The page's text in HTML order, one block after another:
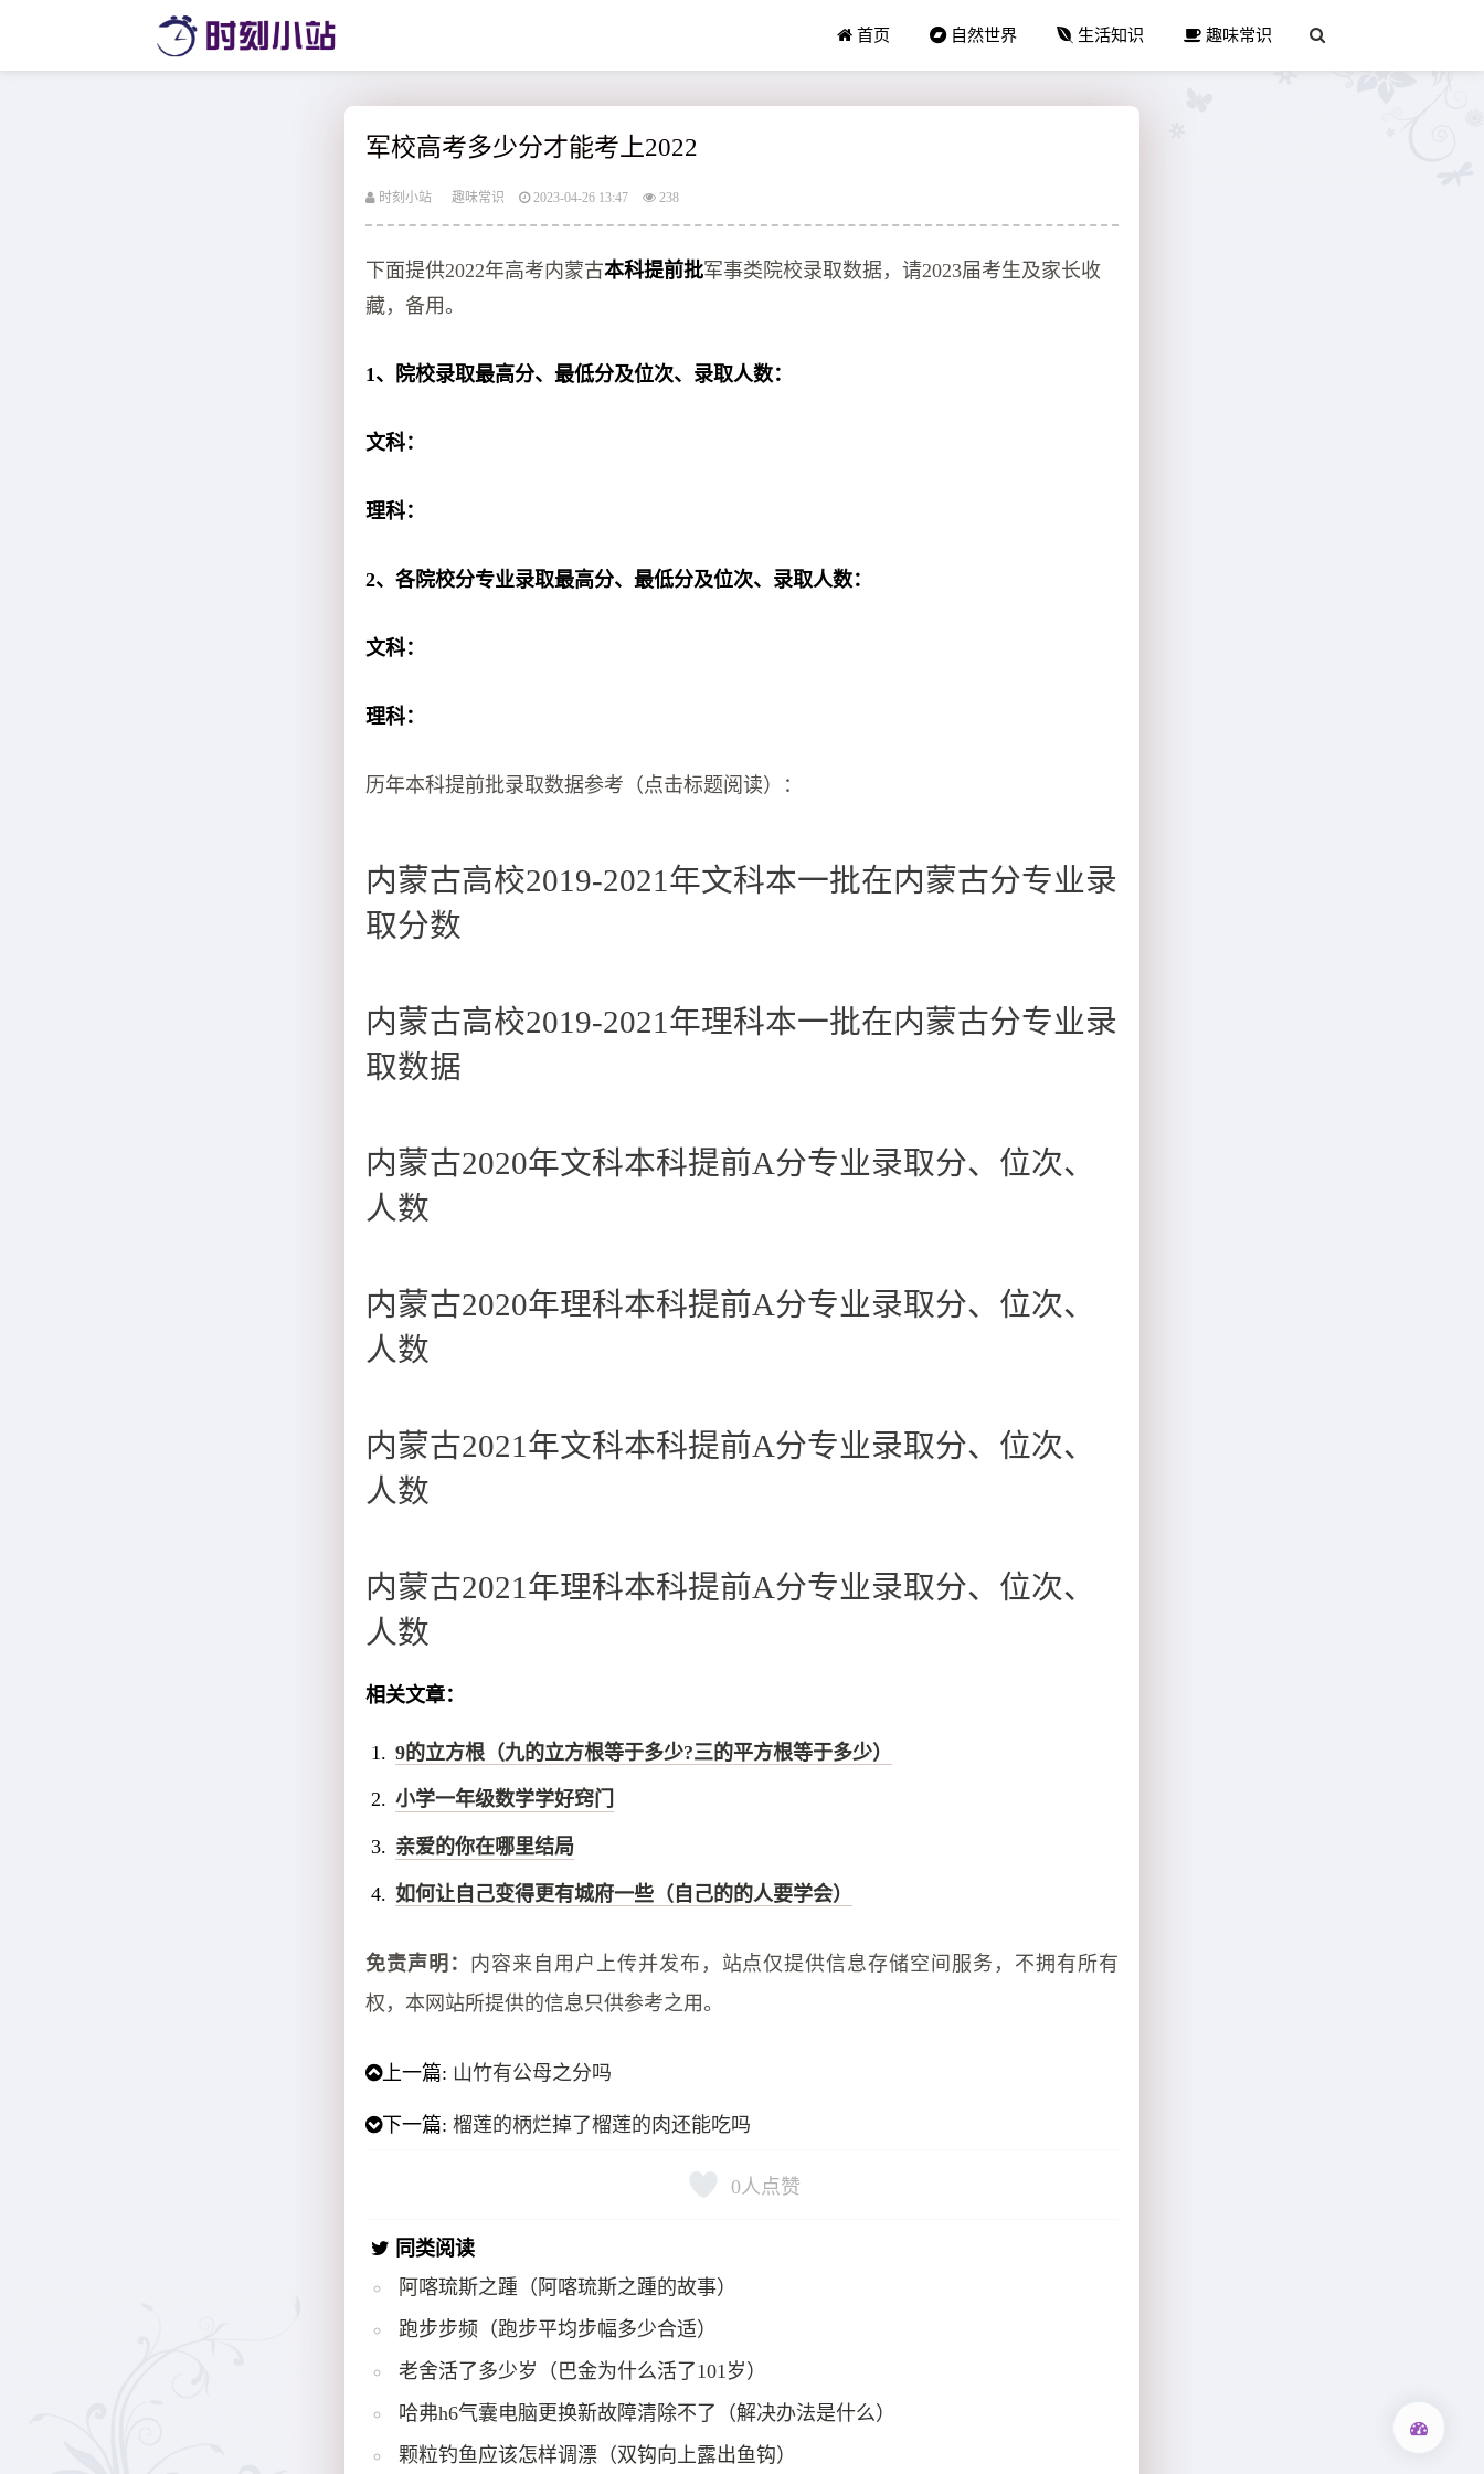
首页 自然世界 生活知识 趣味常识
军校高考多少分才能考上2022
时刻小站 趣味常识 2023-04-26 13:47 238
下面提供2022年高考内蒙古本科提前批军事类院校录取数据，请2023届考生及家长收
藏，备用。
1、院校录取最高分、最低分及位次、录取人数：
文科：
理科：
2、各院校分专业录取最高分、最低分及位次、录取人数：
文科：
理科：
历年本科提前批录取数据参考（点击标题阅读）：
内蒙古高校2019-2021年文科本一批在内蒙古分专业录
取分数
内蒙古高校2019-2021年理科本一批在内蒙古分专业录
取数据
内蒙古2020年文科本科提前A分专业录取分、位次、
人数
内蒙古2020年理科本科提前A分专业录取分、位次、
人数
内蒙古2021年文科本科提前A分专业录取分、位次、
人数
内蒙古2021年理科本科提前A分专业录取分、位次、
人数
相关文章：
9的立方根（九的立方根等于多少?三的平方根等于多少）
小学一年级数学学好窍门
亲爱的你在哪里结局
如何让自己变得更有城府一些（自己的的人要学会）
免责声明： 内容来自用户上传并发布，站点仅提供信息存储空间服务，不拥有所有
权，本网站所提供的信息只供参考之用。
上一篇: 山竹有公母之分吗
下一篇:榴莲的柄烂掉了榴莲的肉还能吃吗
0人点赞
同类阅读
阿喀琉斯之踵（阿喀琉斯之踵的故事）
跑步步频（跑步平均步幅多少合适）
老舍活了多少岁（巴金为什么活了101岁）
哈弗h6气囊电脑更换新故障清除不了（解决办法是什么）
颗粒钓鱼应该怎样调漂（双钩向上露出鱼钩）